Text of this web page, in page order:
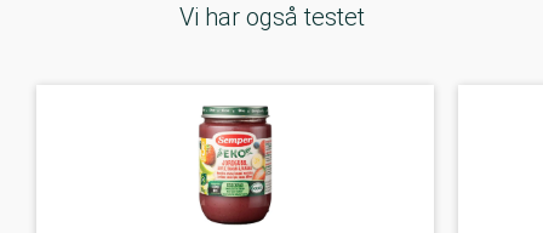
Vi har også testet